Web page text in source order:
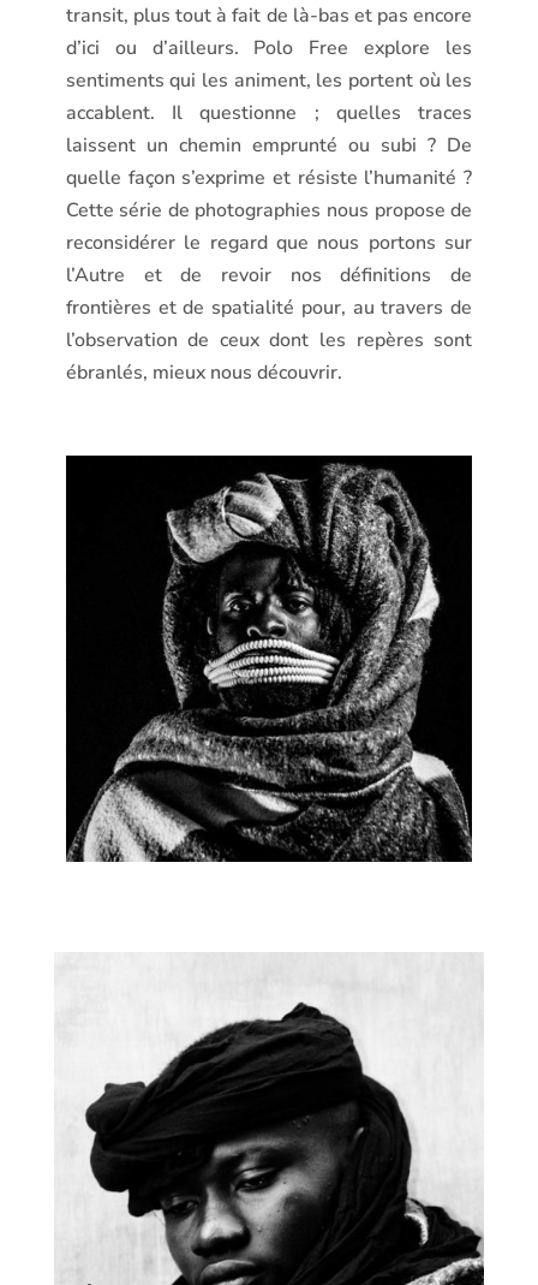
transit, plus tout à fait de là-bas et pas encore
d’ici ou d’ailleurs. Polo Free explore les
sentiments qui les animent, les portent où les
accablent. Il questionne ; quelles traces
laissent un chemin emprunté ou subi ? De
quelle façon s’exprime et résiste l’humanité ?
Cette série de photographies nous propose de
reconsidérer le regard que nous portons sur
l’Autre et de revoir nos définitions de
frontières et de spatialité pour, au travers de
l’observation de ceux dont les repères sont
ébranlés, mieux nous découvrir.